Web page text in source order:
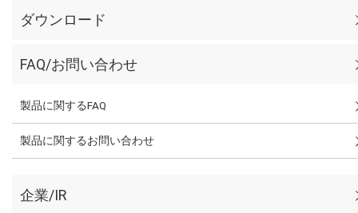
ダウンロード
FAQ/お問い合わせ
製品に関するFAQ
製品に関するお問い合わせ
企業/IR